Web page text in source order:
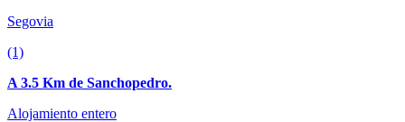
Segovia
(1)
A 3.5 Km de Sanchopedro.
Alojamiento entero